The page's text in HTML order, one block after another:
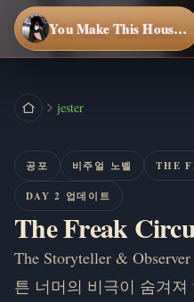
You Make This House a Home
jester
공포 비주얼 노벨 THE
DAY 2 업데이트
The Freak
The Storyteller &
튼 너머의 비극이 숨겨져